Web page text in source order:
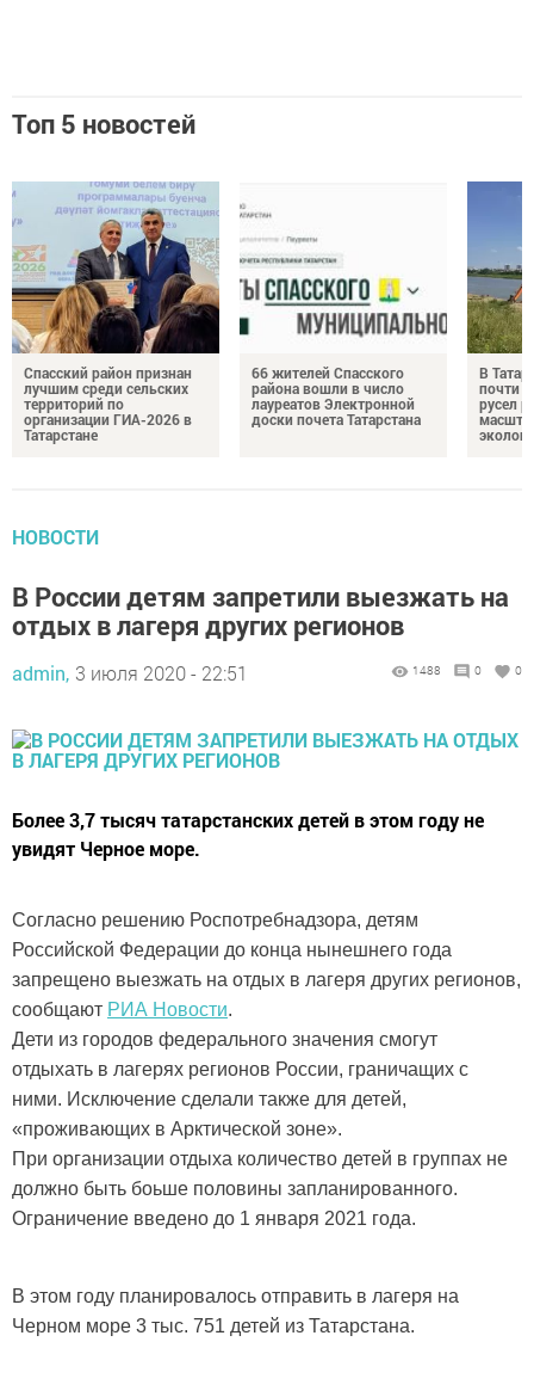
Топ 5 новостей
Спасский район признан
лучшим среди сельских
территорий по
организации ГИА-2026 в
Татарстане
66 жителей Спасского
района вошли в число
лауреатов Электронной
доски почета Татарстана
В
почти
русел
НОВОСТИ
В России детям запретили выезжать на
отдых в лагеря других регионов
admin, 3 июля 2020 - 22:51 1488 0 0
Более 3,7 тысяч татарстанских детей в этом году не
увидят Черное море.
Согласно решению Роспотребнадзора, детям
Российской Федерации до конца нынешнего года
запрещено выезжать на отдых в лагеря других регионов,
сообщают РИА Новости.
Дети из городов федерального значения смогут
отдыхать в лагерях регионов России, граничащих с
ними. Исключение сделали также для детей,
«проживающих в Арктической зоне».
При организации отдыха количество детей в группах не
должно быть боьше половины запланированного.
Ограничение введено до 1 января 2021 года.
В этом году планировалось отправить в лагеря на
Черном море 3 тыс. 751 детей из Татарстана.